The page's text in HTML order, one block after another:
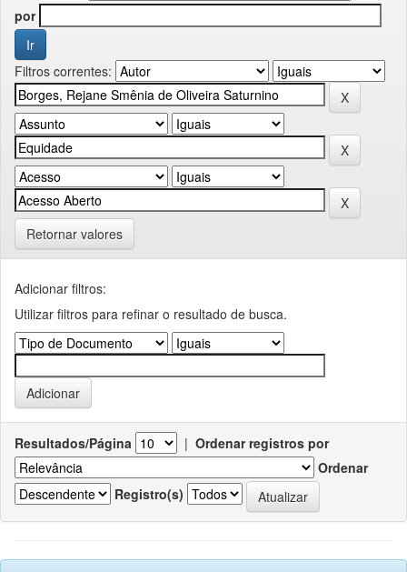
por
Filtros correntes:
Retornar valores
Adicionar filtros:
Utilizar filtros para refinar o resultado de busca.
Resultados/Página | Ordenar registros por
Ordenar
Registro(s)